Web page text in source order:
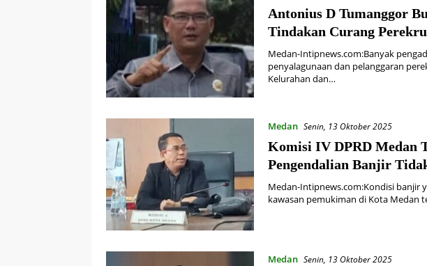
Antonius D Tumanggor
Tindakan Curang
Medan-Intipnews.com:Banyak
penyalagunaan dan pelanggaran
Kelurahan dan…
Medan Senin, 13 Oktober 2025
Komisi IV DPRD Medan
Pengendalian Banjir
Medan-Intipnews.com:Kondisi banjir
kawasan pemukiman di Kota Medan
Medan Senin, 13 Oktober 2025